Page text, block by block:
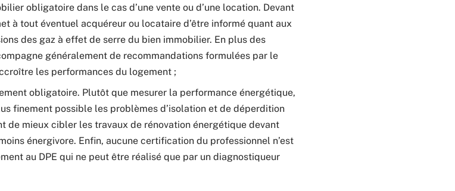
obligatoire dans le cas d’une vente ou d’une location. Devant
à tout éventuel acquéreur ou locataire d’être informé quant aux
des gaz à effet de serre du bien immobilier. En plus des
généralement de recommandations formulées par le
les performances du logement ;
obligatoire. Plutôt que mesurer la performance énergétique,
finement possible les problèmes d’isolation et de déperdition
de mieux cibler les travaux de rénovation énergétique devant
énergivore. Enfin, aucune certification du professionnel n’est
au DPE qui ne peut être réalisé que par un diagnostiqueur